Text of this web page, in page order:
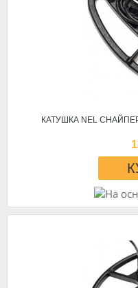
КАТУШКА NEL СНАЙПЕР